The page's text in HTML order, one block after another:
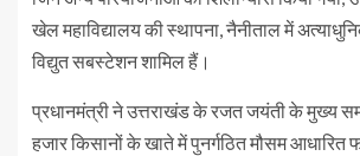
खेल महाविद्यालय की स्थापना, नैनीताल में
विद्युत सबस्टेशन शामिल हैं।
प्रधानमंत्री ने उत्तराखंड के रजत जयंती के मुख्य
हजार किसानों के खाते में पुनर्गठित मौसम आधारित